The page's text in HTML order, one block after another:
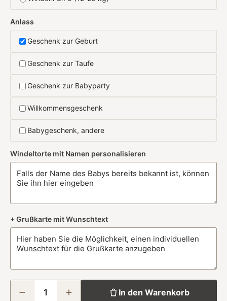
Anlass
Geschenk zur Geburt
Geschenk zur Taufe
Geschenk zur Babyparty
Willkommensgeschenk
Babygeschenk, andere
Windeltorte mit Namen personalisieren
+ Grußkarte mit Wunschtext
In den Warenkorb